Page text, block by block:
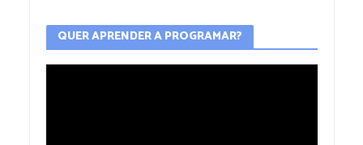
QUER APRENDER A PROGRAMAR?